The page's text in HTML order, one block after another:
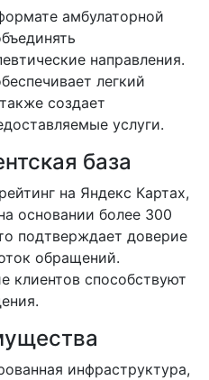
амбулаторной
направления.
легкий
создает
услуги.
база
на Яндекс Картах,
основании более 300
подтверждает доверие
обращений.
клиентов способствуют
инфраструктура,